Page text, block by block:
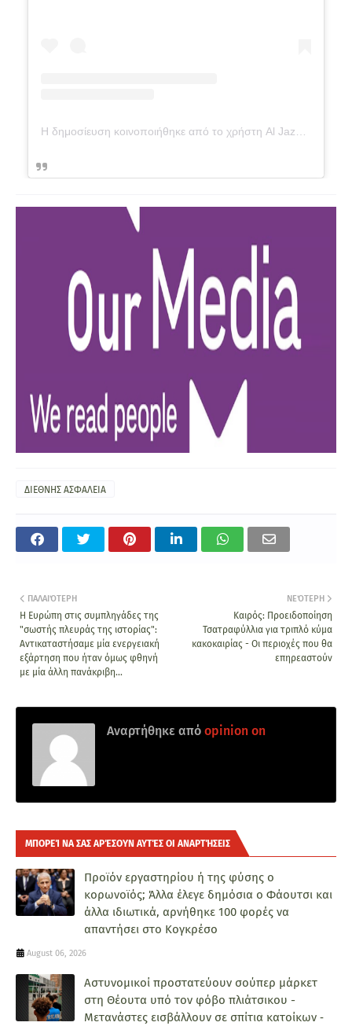
ΔΙΕΘΝΗΣ ΑΣΦΑΛΕΙΑ
ΝΕΌΤΕΡΗ
Καιρός: Προειδοποίηση
Τσατραφύλλια για τριπλό κύμα
κακοκαιρίας - Οι περιοχές που θα
επηρεαστούν
ΠΑΛΑΙΌΤΕΡΗ
Η Ευρώπη στις συμπληγάδες της
"σωστής πλευράς της ιστορίας":
Αντικαταστήσαμε μία ενεργειακή
εξάρτηση που ήταν όμως φθηνή
με μία άλλη πανάκριβη...
Αναρτήθηκε από opinion on
ΜΠΟΡΕΊ ΝΑ ΣΑΣ ΑΡΈΣΟΥΝ ΑΥΤΈΣ ΟΙ ΑΝΑΡΤΉΣΕΙΣ
Προϊόν εργαστηρίου ή της φύσης ο
κορωνοϊός; Άλλα έλεγε δημόσια ο Φάουτσι και
άλλα ιδιωτικά, αρνήθηκε 100 φορές να
απαντήσει στο Κογκρέσο
August 06, 2026
Αστυνομικοί προστατεύουν σούπερ μάρκετ
στη Θέουτα υπό τον φόβο πλιάτσικου -
Μετανάστες εισβάλλουν σε σπίτια κατοίκων ‑